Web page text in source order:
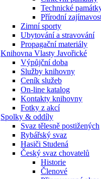
Technické
Přírodní
Zimní sporty
Ubytování a stravování
Propagační materiály
Knihovna Vlasty Javořické
Výpůjční doba
Služby knihovny
Ceník služeb
On-line katalog
Kontakty knihovny
Fotky z akcí
Spolky & oddíly
Svaz tělesně postižených
Rybářský svaz
Hasiči Studená
Český svaz chovatelů
Historie
Členové